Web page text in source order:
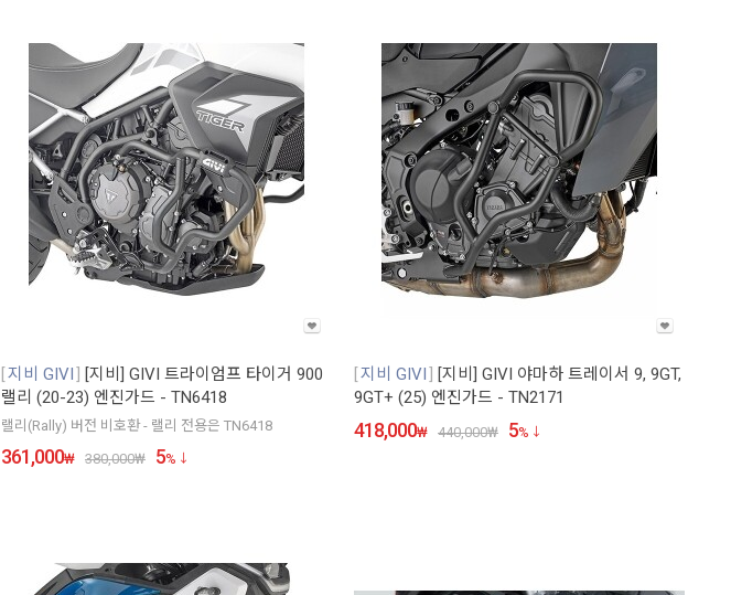
지비 GIVI
[지비] GIVI 트라이엄프 타이거 900
랠리 (20-23) 엔진가드 - TN6418
랠리(Rally) 버전 비호환 - 랠리 전용은 TN6418
361,000₩ 380,000₩ 5%
지비 GIVI
[지비] GIVI 야마하 트레이서 9, 9GT,
9GT+ (25) 엔진가드 - TN2171
418,000₩ 440,000₩ 5%